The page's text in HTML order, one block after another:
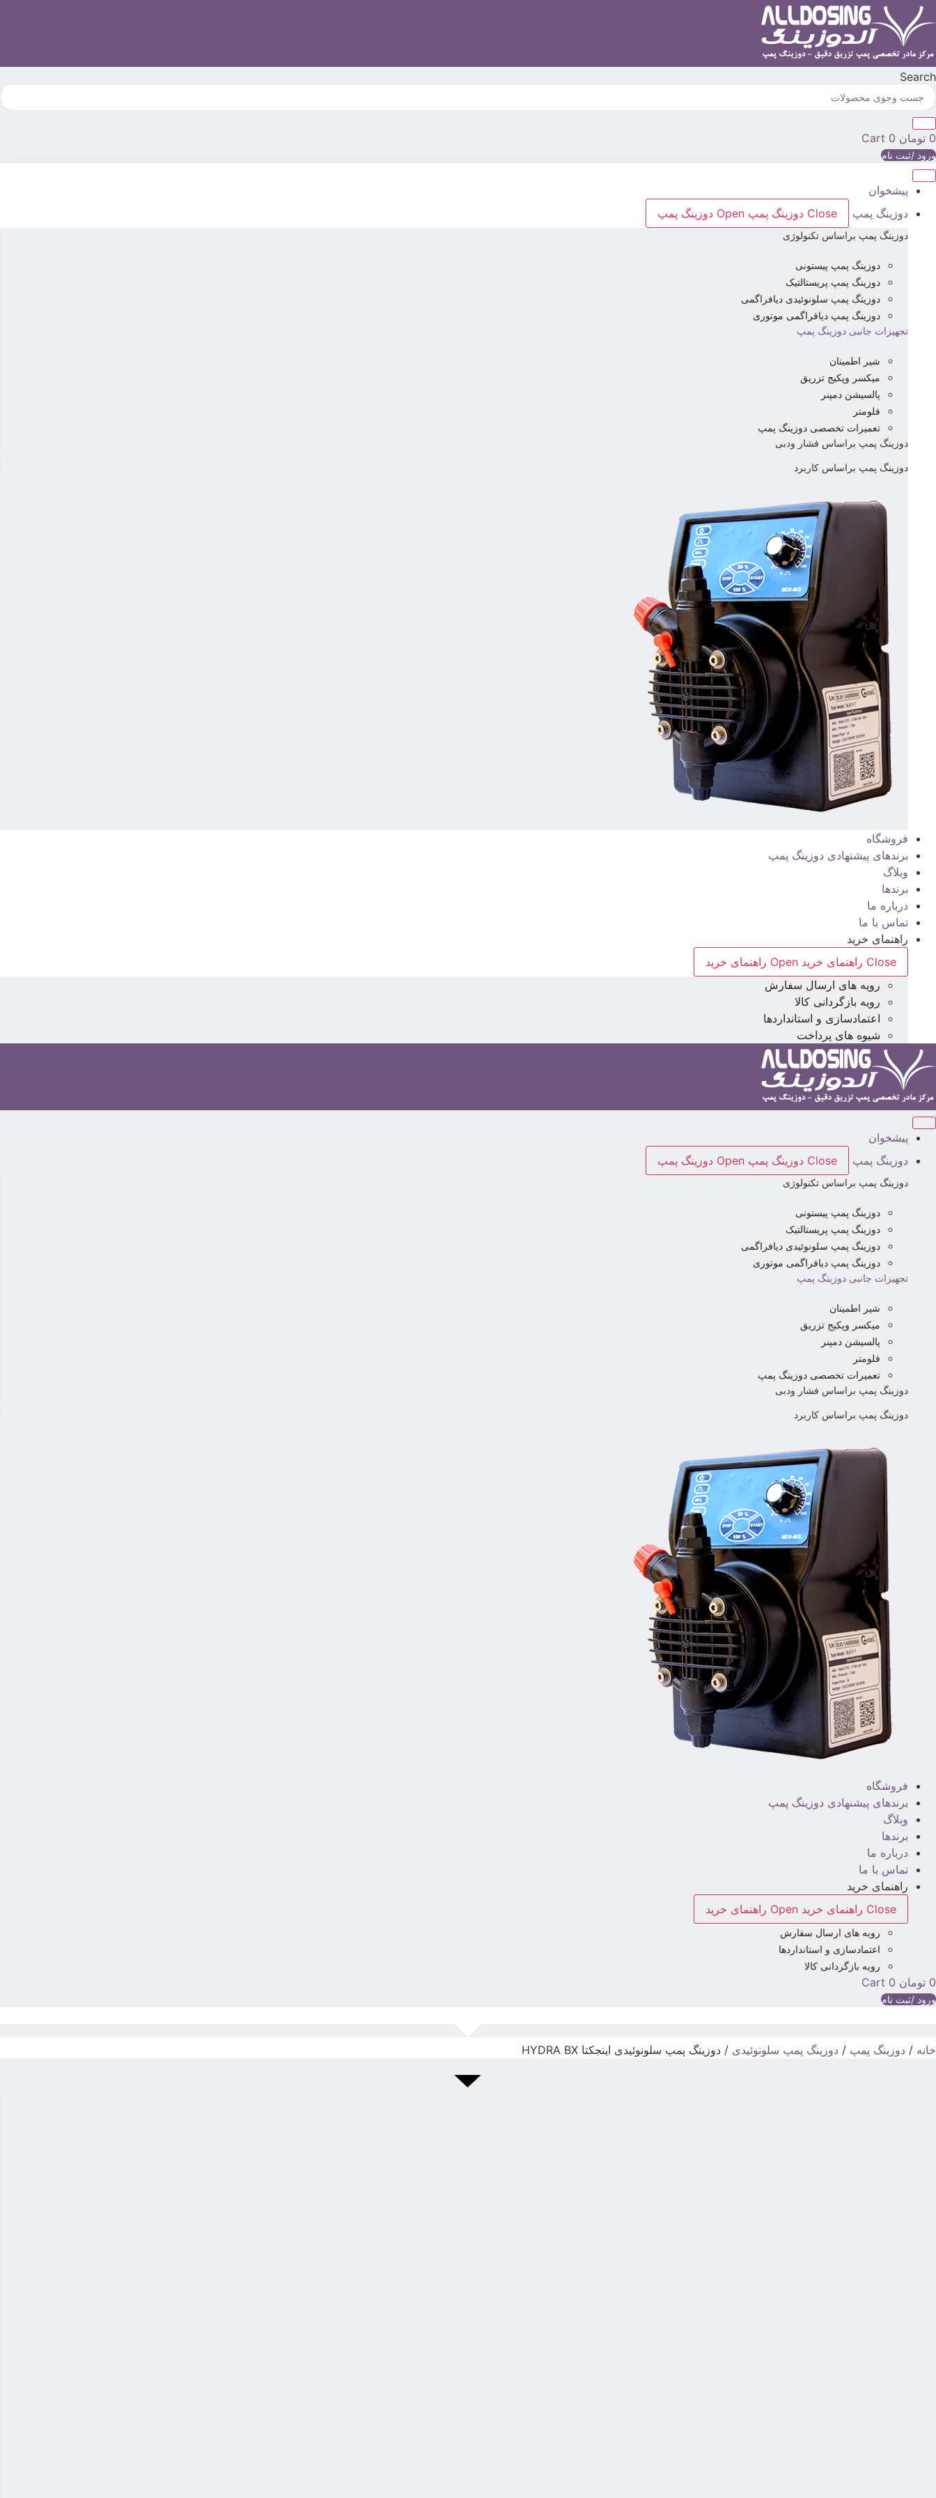
پرش
به
Search
0 تومان 0
Cart
ورود /ثبت نام
پیشخوان
دوزینگ پمپ
Close دوزینگ پمپ Open دوزینگ پمپ
دوزینگ پمپ براساس تکنولوژی
دوزینگ پمپ پیستونی
دوزینگ پمپ پریستالتیک
دوزینگ پمپ سلونوئیدی دیافراگمی
دوزینگ پمپ دیافراگمی موتوری
تجهیزات جانبی دوزینگ پمپ
شیر اطمینان
میکسر وپکیج تزریق
پالسیشن دمپنر
فلومتر
تعمیرات تخصصی دوزینگ پمپ
دوزینگ پمپ براساس فشار ودبی
دوزینگ پمپ براساس کاربرد
فروشگاه
برندهای پیشنهادی دوزینگ پمپ
وبلاگ
برندها
درباره ما
تماس با ما
راهنمای خرید
Close راهنمای خرید
Open راهنمای خرید
رویه های ارسال سفارش
رویه بازگردانی کالا
اعتمادسازی و استانداردها
شیوه های پرداخت
پیشخوان
دوزینگ پمپ
Close دوزینگ پمپ Open دوزینگ پمپ
دوزینگ پمپ براساس تکنولوژی
دوزینگ پمپ پیستونی
دوزینگ پمپ پریستالتیک
دوزینگ پمپ سلونوئیدی دیافراگمی
دوزینگ پمپ دیافراگمی موتوری
تجهیزات جانبی دوزینگ پمپ
شیر اطمینان
میکسر وپکیج تزریق
پالسیشن دمپنر
فلومتر
تعمیرات تخصصی دوزینگ پمپ
دوزینگ پمپ براساس فشار ودبی
دوزینگ پمپ براساس کاربرد
فروشگاه
برندهای پیشنهادی دوزینگ پمپ
وبلاگ
برندها
درباره ما
تماس با ما
راهنمای خرید
Close راهنمای خرید
Open راهنمای خرید
رویه های ارسال سفارش
اعتمادسازی و استانداردها
رویه بازگردانی کالا
0 تومان 0
Cart
ورود /ثبت نام
خانه / دوزینگ پمپ / دوزینگ پمپ سلونوئیدی / دوزینگ پمپ سلونوئیدی اینجکتا HYDRA BX